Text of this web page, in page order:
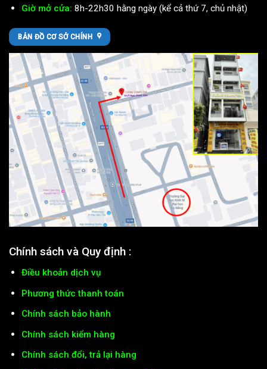
Giờ mở cửa: 8h-22h30 hằng ngày (kể cả thứ 7, chủ nhật)
BẢN ĐỒ CƠ SỞ CHÍNH
Chính sách và Quy định :
Điều khoản dịch vụ
Phương thức thanh toán
Chính sách bảo hành
Chính sách kiểm hàng
Chính sách đổi, trả lại hàng